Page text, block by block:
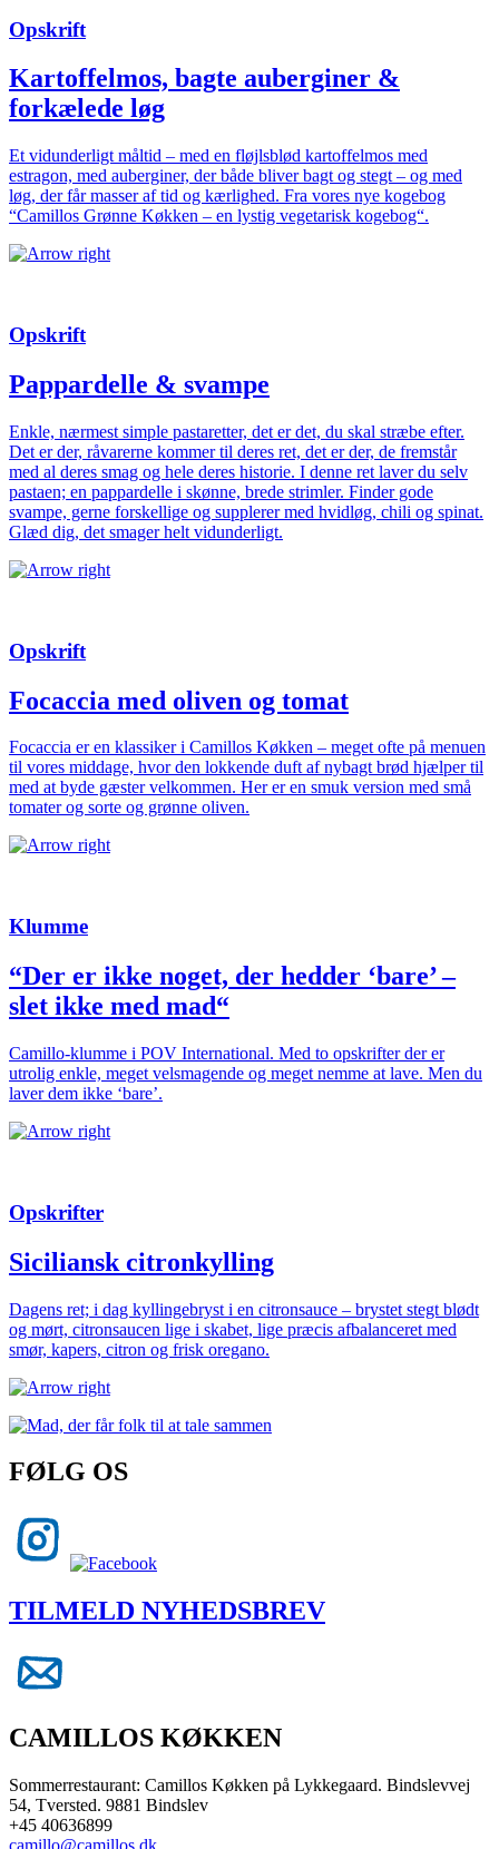
Opskrift
Kartoffelmos, bagte auberginer &
forkælede løg
Et vidunderligt måltid – med en fløjlsblød kartoffelmos med
estragon, med auberginer, der både bliver bagt og stegt – og med
løg, der får masser af tid og kærlighed. Fra vores nye kogebog
“Camillos Grønne Køkken – en lystig vegetarisk kogebog“.
Opskrift
Pappardelle & svampe
Enkle, nærmest simple pastaretter, det er det, du skal stræbe efter.
Det er der, rå­varerne kommer til deres ret, det er der, de fremstår
med al deres smag og hele deres historie. I denne ret laver du selv
pastaen; en pappardelle i skønne, brede strimler. Finder gode
svampe, gerne forskellige og supplerer med hvidløg, chili og spinat.
Glæd dig, det smager helt vidunderligt.
Opskrift
Focaccia med oliven og tomat
Focaccia er en klassiker i Camillos Køkken – meget ofte på menuen
til vores middage, hvor den lokkende duft af nybagt brød hjælper til
med at byde gæster velkommen. Her er en smuk version med små
tomater og sorte og grønne oliven.
Klumme
“Der er ikke noget, der hedder ‘bare’ –
slet ikke med mad“
Camillo-klumme i POV International. Med to opskrifter der er
utrolig enkle, meget velsmagende og meget nemme at lave. Men du
laver dem ikke ‘bare’.
Opskrifter
Siciliansk citronkylling
Dagens ret; i dag kyllingebryst i en citronsauce – ­brystet stegt blødt
og mørt, citronsaucen lige i skabet, lige præcis afbalanceret med
smør, kapers, citron og frisk oregano.
FØLG OS
TILMELD NYHEDSBREV
CAMILLOS KØKKEN
Sommerrestaurant: Camillos Køkken på Lykkegaard. Bindslevvej
54, Tversted. 9881 Bindslev
+45 40636899
camillo@camillos.dk